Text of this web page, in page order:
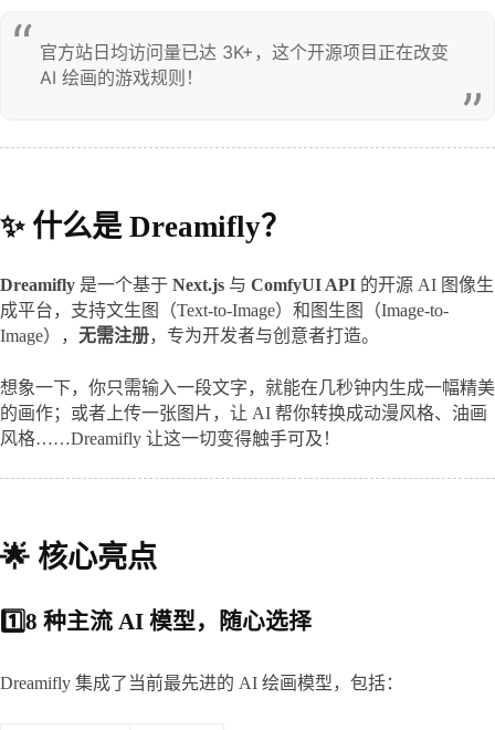
官方站日均访问量已达 3K+，这个开源项目正在改变
AI 绘画的游戏规则！
✨ 什么是 Dreamifly？
Dreamifly 是一个基于 Next.js 与 ComfyUI API 的开源 AI 图像生
成平台，支持文生图（Text-to-Image）和图生图（Image-to-
Image）， 无需注册，专为开发者与创意者打造。
想象一下，你只需输入一段文字，就能在几秒钟内生成一幅精美
的画作；或者上传一张图片，让 AI 帮你转换成动漫风格、油画
风格……Dreamifly 让这一切变得触手可及！
🌟 核心亮点
1️⃣8 种主流 AI 模型，随心选择
Dreamifly 集成了当前最先进的 AI 绘画模型，包括：